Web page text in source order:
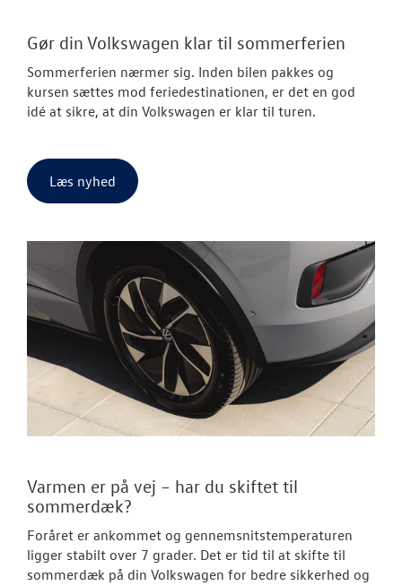
Gør din Volkswagen klar til sommerferien
Sommerferien nærmer sig. Inden bilen pakkes og
kursen sættes mod feriedestinationen, er det en god
idé at sikre, at din Volkswagen er klar til turen.
Læs nyhed
Varmen er på vej – har du skiftet til
sommerdæk?
Foråret er ankommet og gennemsnitstemperaturen
ligger stabilt over 7 grader. Det er tid til at skifte til
sommerdæk på din Volkswagen for bedre sikkerhed og